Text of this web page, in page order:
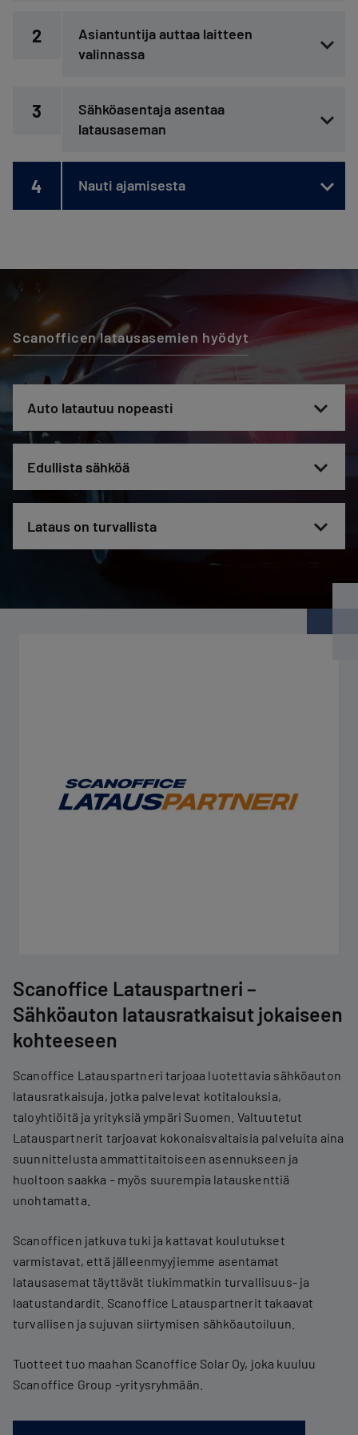
2
Asiantuntija auttaa laitteen
valinnassa
3
Sähköasentaja asentaa
latausaseman
4 Nauti ajamisesta
Scanofficen latausasemien hyödyt
Auto latautuu nopeasti
Edullista sähköä
Lataus on turvallista
Scanoffice Latauspartneri –
Sähköauton latausratkaisut jokaiseen
kohteeseen
Scanoffice Latauspartneri tarjoaa luotettavia sähköauton
latausratkaisuja, jotka palvelevat kotitalouksia,
taloyhtiöitä ja yrityksiä ympäri Suomen. Valtuutetut
Latauspartnerit tarjoavat kokonaisvaltaisia palveluita aina
suunnittelusta ammattitaitoiseen asennukseen ja
huoltoon saakka – myös suurempia latauskenttiä
unohtamatta.
Scanofficen jatkuva tuki ja kattavat koulutukset
varmistavat, että jälleenmyyjiemme asentamat
latausasemat täyttävät tiukimmatkin turvallisuus- ja
laatustandardit. Scanoffice Latauspartnerit takaavat
turvallisen ja sujuvan siirtymisen sähköautoiluun.
Tuotteet tuo maahan Scanoffice Solar Oy, joka kuuluu
Scanoffice Group -yritysryhmään.